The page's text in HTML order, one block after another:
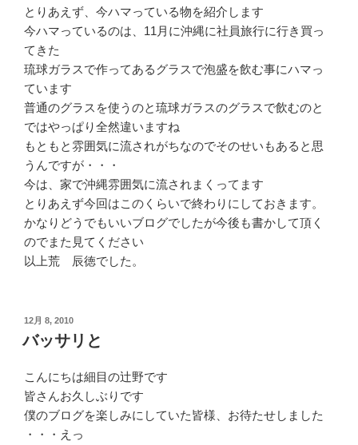
とりあえず、今ハマっている物を紹介します
今ハマっているのは、11月に沖縄に社員旅行に行き買っ
てきた
琉球ガラスで作ってあるグラスで泡盛を飲む事にハマっ
ています
普通のグラスを使うのと琉球ガラスのグラスで飲むのと
ではやっぱり全然違いますね
もともと雰囲気に流されがちなのでそのせいもあると思
うんですが・・・
今は、家で沖縄雰囲気に流されまくってます
とりあえず今回はこのくらいで終わりにしておきます。
かなりどうでもいいブログでしたが今後も書かして頂く
のでまた見てください
以上荒 辰徳でした。
投
日:
12月 8, 2010
バッサリと
こんにちは細目の辻野です
皆さんお久しぶりです
僕のブログを楽しみにしていた皆様、お待たせしました
・・・えっ